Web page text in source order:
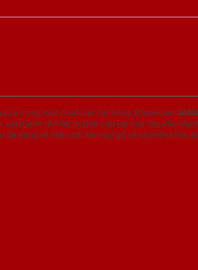
trong một chuỗi các hệ thống Showroom
thành rẻ nhất và phù hợp với mọi nhu cầu
đa dạng về mẫu mã, loại cửa gỗ và cả phân khúc